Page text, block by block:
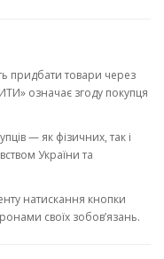
придбати товари через
означає згоду покупця
— як фізичних, так і
України та
натискання кнопки
своїх зобов’язань.